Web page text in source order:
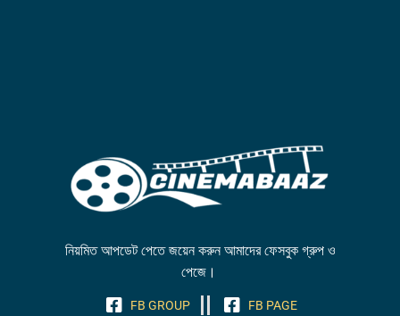
নিয়মিত আপডেট পেতে জয়েন করুন আমাদের ফেসবুক গ্রুপ ও
পেজে।
FB GROUP FB PAGE